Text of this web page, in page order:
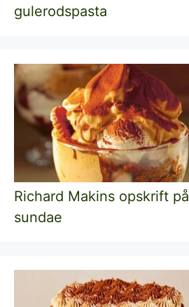
gulerodspasta
Richard Makins opskrift
sundae